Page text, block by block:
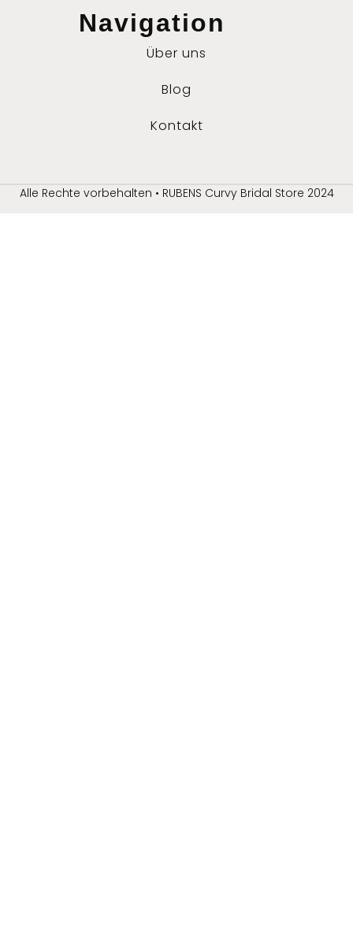
Navigation
Über uns
Blog
Kontakt
Alle Rechte vorbehalten • RUBENS Curvy Bridal Store 2024